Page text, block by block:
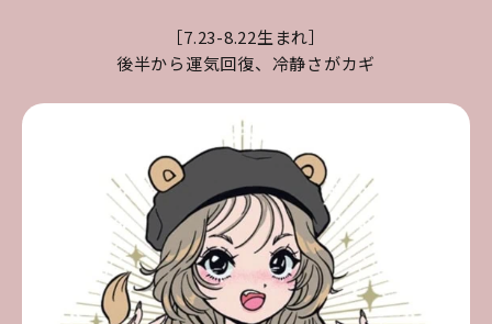
［7.23-8.22生まれ］
後半から運気回復、冷静さがカギ